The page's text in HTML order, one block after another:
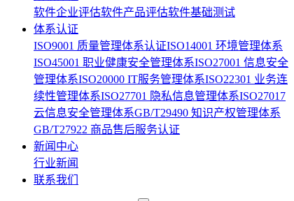
软件企业评估软件产品评估软件基础测试
体系认证
ISO9001 质量管理体系认证ISO14001 环境管理体系
ISO45001 职业健康安全管理体系ISO27001 信息安全
管理体系ISO20000 IT服务管理体系ISO22301 业务连
续性管理体系ISO27701 隐私信息管理体系ISO27017
云信息安全管理体系GB/T29490 知识产权管理体系
GB/T27922 商品售后服务认证
新闻中心
行业新闻
联系我们